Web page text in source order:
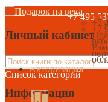
Личный кабинет
Регистрация
Авторизация
Информация
+7 495
+7
+7
Список категорий